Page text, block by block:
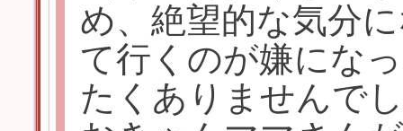
め、絶望的な気分
て行くのが嫌にな
たくありませんで